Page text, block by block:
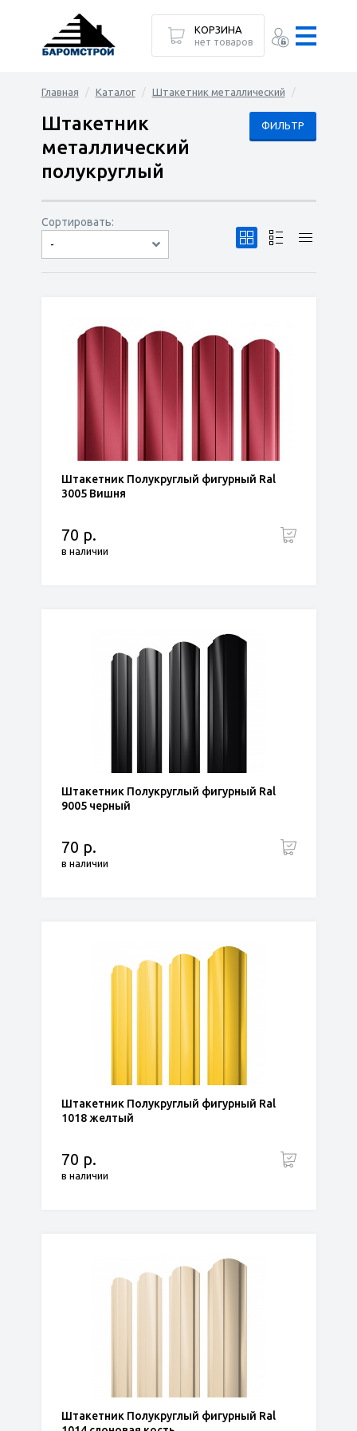
Главная Каталог Штакетник металлический
ФИЛЬТР
Штакетник
металлический
полукруглый
Сортировать:
-
по популярности
сначала дешёвые
сначала дорогие
Штакетник Полукруглый фигурный Ral
3005 Вишня
70 р.
в наличии
Штакетник Полукруглый фигурный Ral
9005 черный
70 р.
в наличии
Штакетник Полукруглый фигурный Ral
1018 желтый
70 р.
в наличии
Штакетник Полукруглый фигурный Ral
КОРЗИНА
нет товаров